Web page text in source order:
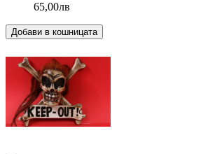
65,00лв
Добави в кошницата